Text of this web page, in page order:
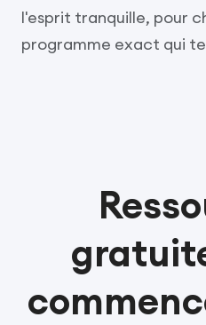
l'esprit tranquille, pour
programme exact qui